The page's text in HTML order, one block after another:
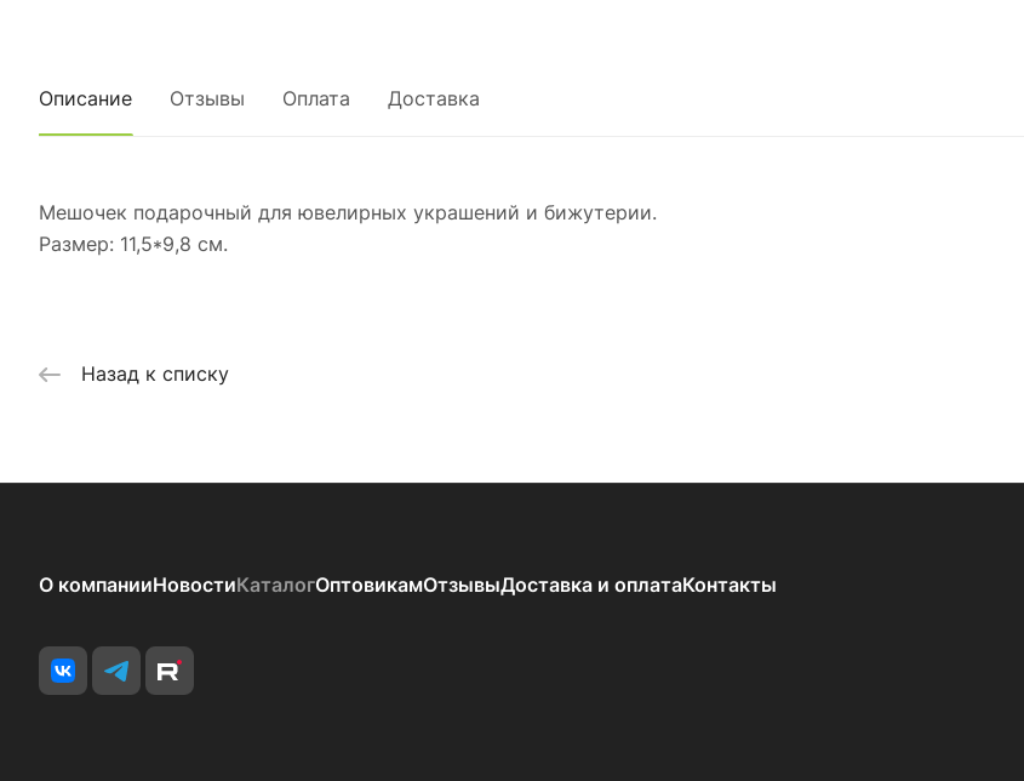
Описание Отзывы Оплата Доставка
Мешочек подарочный для ювелирных украшений и бижутерии.
Размер: 11,5*9,8 см.
Назад к списку
О компанииНовостиКаталогОптовикамОтзывыДоставка и оплатаКонтакты